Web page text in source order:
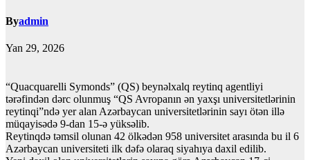
Byadmin
Yan 29, 2026
“Quacquarelli Symonds” (QS) beynəlxalq reytinq agentliyi
tərəfindən dərc olunmuş “QS Avropanın ən yaxşı universitetlərinin
reytinqi”ndə yer alan Azərbaycan universitetlərinin sayı ötən illə
müqayisədə 9-dan 15-ə yüksəlib.
Reytinqdə təmsil olunan 42 ölkədən 958 universitet arasında bu il 6
Azərbaycan universiteti ilk dəfə olaraq siyahıya daxil edilib.